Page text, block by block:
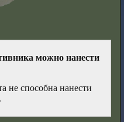
можно нанести
не способна нанести